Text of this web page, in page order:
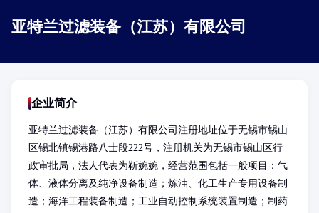
亚特兰过滤装备（江苏）有限公司
企业简介
亚特兰过滤装备（江苏）有限公司注册地址位于无锡市锡山
区锡北镇锡港路八士段222号，注册机关为无锡市锡山区行
政审批局，法人代表为靳婉婉，经营范围包括一般项目：气
体、液体分离及纯净设备制造；炼油、化工生产专用设备制
造；海洋工程装备制造；工业自动控制系统装置制造；制药